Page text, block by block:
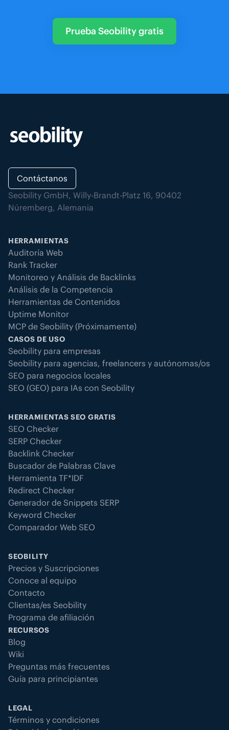
Prueba Seobility gratis
Contáctanos
Seobility GmbH, Willy-Brandt-Platz 16, 90402
Núremberg, Alemania
HERRAMIENTAS
Auditoría Web
Rank Tracker
Monitoreo y Análisis de Backlinks
Análisis de la Competencia
Herramientas de Contenidos
Uptime Monitor
MCP de Seobility (Próximamente)
CASOS DE USO
Seobility para empresas
Seobility para agencias, freelancers y autónomas/os
SEO para negocios locales
SEO (GEO) para IAs con Seobility
HERRAMIENTAS SEO GRATIS
SEO Checker
SERP Checker
Backlink Checker
Buscador de Palabras Clave
Herramienta TF*IDF
Redirect Checker
Generador de Snippets SERP
Keyword Checker
Comparador Web SEO
SEOBILITY
Precios y Suscripciones
Conoce al equipo
Contacto
Clientas/es Seobility
Programa de afiliación
RECURSOS
Blog
Wiki
Preguntas más frecuentes
Guía para principiantes
LEGAL
Términos y condiciones